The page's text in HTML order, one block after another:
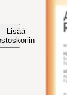
Lisää